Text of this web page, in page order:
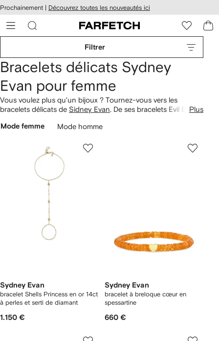
au
principal
Prochainement | Découvrez toutes les nouveautés ici
Filtrer
Bracelets délicats Sydney
Evan pour femme
Vous voulez plus qu'un bijoux ? Tournez-vous vers les
bracelets délicats de Sidney Evan. De ses bracelets Evil Eyes
perles avec des breloques spirituelles. Chaque pièce est
tout look. Découvrez également toute la gamme de
bijoux
Sydney Evan, comprenant des colliers, bagues et
boucles d'oreilles.
Plus
Mode femme Mode homme
Sydney Evan
bracelet Shells Princess en or 14ct
à perles et serti de diamant
1.150 €
Sydney Evan
bracelet à breloque cœur en
spessartine
660 €